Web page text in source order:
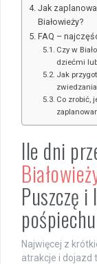
Jak
Białowieży?
FAQ –
Czy w
dziećmi
Jak
Co zrobić,
Ile dni
Puszczę
Najwięcej z
atrakcje i dojazd